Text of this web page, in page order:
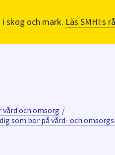
skog och mark. Läs SMHI:s
och omsorg /
som bor på vård- och